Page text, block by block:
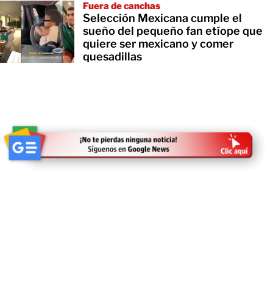
Fuera de canchas
Selección Mexicana cumple el
sueño del pequeño fan etíope que
quiere ser mexicano y comer
quesadillas